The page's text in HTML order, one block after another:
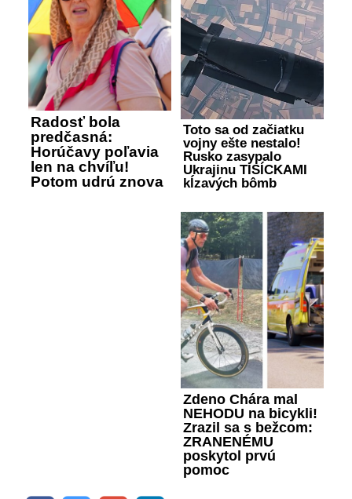
Radosť bola
predčasná:
Horúčavy poľavia
len na chvíľu!
Potom udrú znova
Toto sa od začiatku
vojny ešte nestalo!
Rusko zasypalo
Ukrajinu TISÍCKAMI
kĺzavých bômb
Zdeno Chára mal
NEHODU na bicykli!
Zrazil sa s bežcom:
ZRANENÉMU
poskytol prvú
pomoc